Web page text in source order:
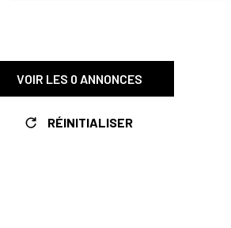
VOIR LES 0 ANNONCES
RÉINITIALISER